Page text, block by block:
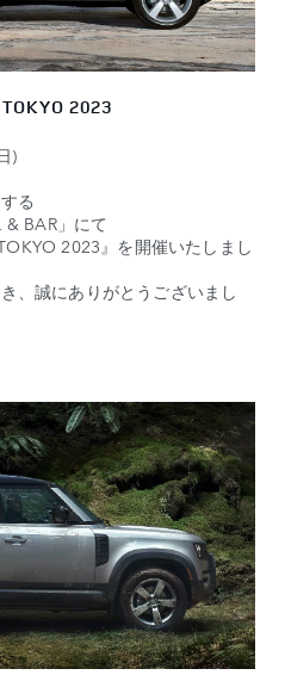
2023
)
る
& BAR」にて
2023』を開催いたしまし
、誠にありがとうございまし